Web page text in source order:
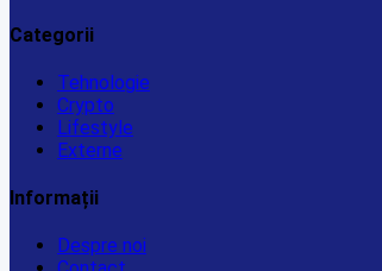
Categorii
Tehnologie
Crypto
Lifestyle
Externe
Informații
Despre noi